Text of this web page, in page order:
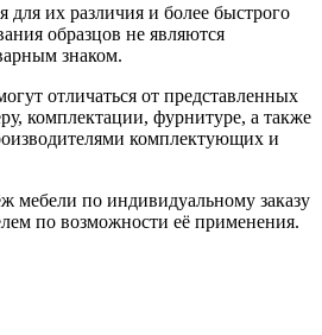
их различия и более быстрого
образцов не являются
знаком.
отличаться от представленных
комплектации, фурнитуре, а также
комплектующих и
мебели по индивидуальному заказу
по возможности её применения.